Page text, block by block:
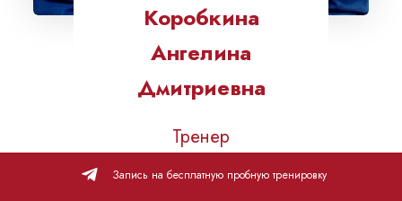
Коробкина
Ангелина
Дмитриевна
Тренер
Запись на бесплатную пробную тренировку